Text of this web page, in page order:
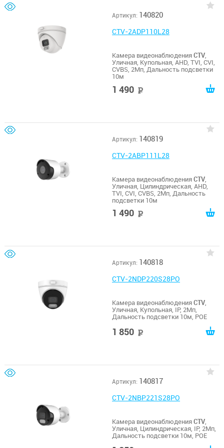
Артикул: 140820
CTV-2ADP110L28
Камера видеонаблюденияCTV,
Уличная, Купольная, AHD, TVI, CVI,
CVBS, 2Мп, Дальность подсветки
10м
1 490
Артикул: 140819
CTV-2ABP111L28
Камера видеонаблюденияCTV,
Уличная, Цилиндрическая, AHD,
TVI, CVI, CVBS, 2Мп, Дальность
подсветки 10м
1 490
Артикул: 140818
CTV-2NDP220S28PO
Камера видеонаблюденияCTV,
Уличная, Купольная, IP, 2Мп,
Дальность подсветки 10м, POE
1 850
Артикул: 140817
CTV-2NBP221S28PO
Камера видеонаблюденияCTV,
Уличная, Цилиндрическая, IP, 2Мп,
Дальность подсветки 10м, POE